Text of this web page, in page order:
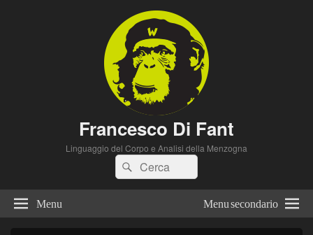
Francesco Di Fant
Linguaggio del Corpo e Analisi della Menzogna
Cerca:Cerca
Menu Menu secondario